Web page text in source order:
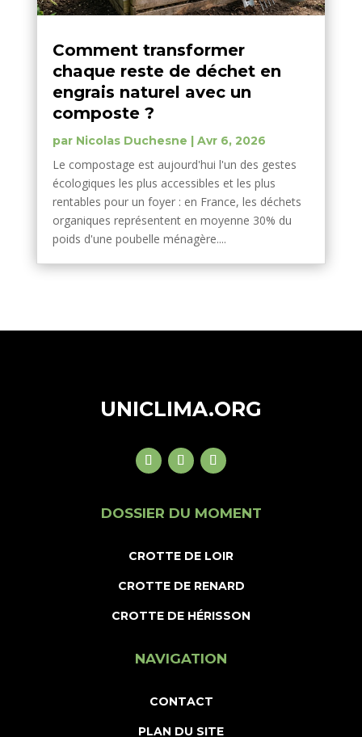
Comment transformer
chaque reste de déchet en
engrais naturel avec un
composte ?
par Nicolas Duchesne | Avr 6, 2026
Le compostage est aujourd'hui l'un des gestes
écologiques les plus accessibles et les plus
rentables pour un foyer : en France, les déchets
organiques représentent en moyenne 30% du
poids d'une poubelle ménagère....
UNICLIMA.ORG
DOSSIER DU MOMENT
CROTTE DE LOIR
CROTTE DE RENARD
CROTTE DE HÉRISSON
NAVIGATION
CONTACT
PLAN DU SITE